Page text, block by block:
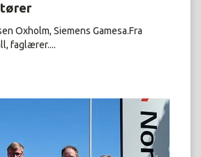
Oxholm, Siemens Gamesa.Fra
faglærer....